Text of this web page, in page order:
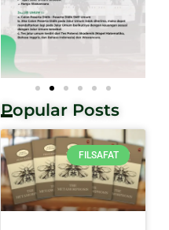
Popular Posts
FILSAFAT